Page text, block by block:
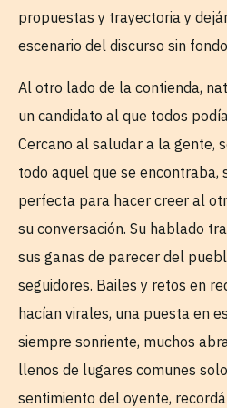
propuestas y trayectoria y
escenario del discurso sin
Al otro lado de la contienda,
un candidato al que todos
Cercano al saludar a la gente,
todo aquel que se
perfecta para hacer creer al
su conversación. Su hablado
sus ganas de parecer del
seguidores. Bailes y retos en
hacían virales, una puesta en
siempre sonriente, muchos
llenos de lugares comunes
sentimiento del oyente,